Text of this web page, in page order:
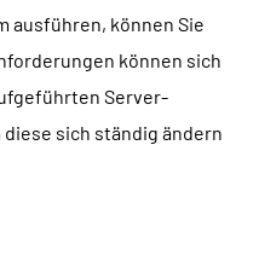
ausführen, können Sie
können sich
Server-
sich ständig ändern